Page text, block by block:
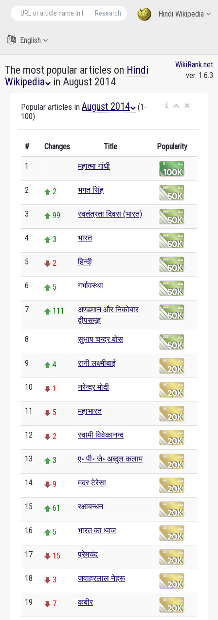
Hindi Wikipedia
Research
English
The most popular articles on Hindi
Wikipedia
in August 2014
WikiRank.net
ver. 1.6.3
Popular articles in August 2014
(1-
100)
# Changes Title Popularity
1 महात्मा गांधी
2 2 भगत सिंह
3 99 स्वतंत्रता दिवस (भारत)
4 3 भारत
5 2 हिन्दी
6 5 गर्भावस्था
7 111
अण्डमान और निकोबार
द्वीपसमूह
8 सुभाष चन्द्र बोस
9 4 रानी लक्ष्मीबाई
10 1 नरेन्द्र मोदी
11 5 महाभारत
12 2 स्वामी विवेकानन्द
13 3 ए॰ पी॰ जे॰ अब्दुल कलाम
14 9 मदर टेरेसा
15 61 रक्षाबन्धन
16 5 भारत का ध्वज
17 15 प्रेमचंद
18 3 जवाहरलाल नेहरू
19 7 कबीर